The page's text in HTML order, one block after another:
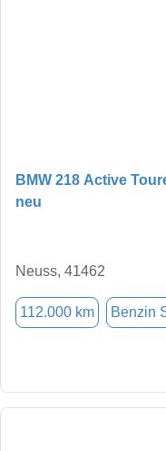
BMW 218 Active
neu
Neuss, 41462
112.000 km Benzin